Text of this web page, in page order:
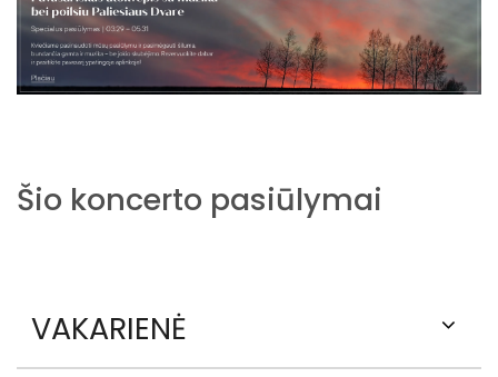
Šio koncerto pasiūlymai
VAKARIENĖ